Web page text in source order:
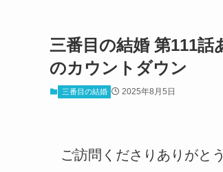
三番目の結婚 第111話
のカウントダウン
三番目の結婚 2025年8月5日
ご訪問くださりありがと